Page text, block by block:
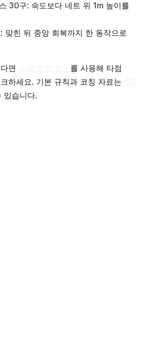
30구: 속도보다 네트 위 1m 높이를
맞힌 뒤 중앙 회복까지 한 동작으로
면
를 사용해 타점
하세요. 기본 규칙과 코칭 자료는
있습니다.